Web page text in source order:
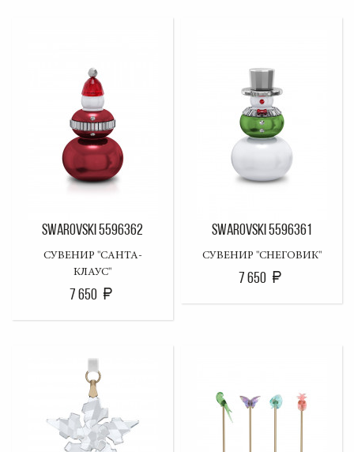
SWAROVSKI 5596362
СУВЕНИР "САНТА-
КЛАУС"
7 650
SWAROVSKI 5596361
СУВЕНИР "СНЕГОВИК"
7 650